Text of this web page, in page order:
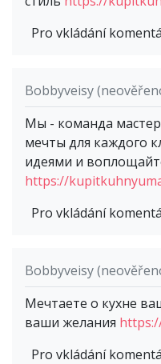
Pro vkládání
Bobbyveisy
Мы - команда
мечты для каждого
идеями и
https://
Pro vkládání
Bobbyveisy
Мечтаете о кухне
ваши желания
Pro vkládání